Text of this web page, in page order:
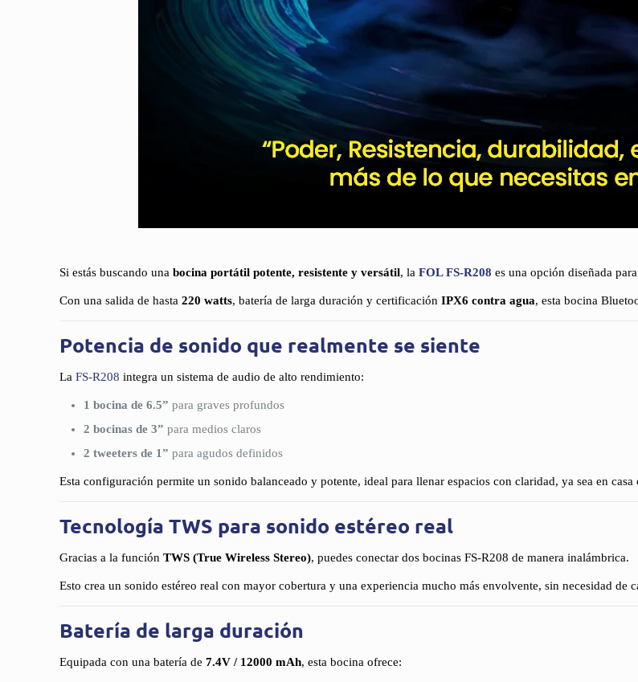
Si estás buscando unabocina portátil potente, resistente y versátil, laFOL FS-R208 es una opción diseñada
Con una salida de hasta220 watts, batería de larga duración y certificaciónIPX6 contra agua, esta bocina
Potencia de sonido que realmente se siente
LaFS-R208 integra un sistema de audio de alto rendimiento:
1 bocina de 6.5” para graves profundos
2 bocinas de 3” para medios claros
2 tweeters de 1” para agudos definidos
Esta configuración permite un sonido balanceado y potente, ideal para llenar espacios con claridad, ya sea en casa
Tecnología TWS para sonido estéreo real
Gracias a la funciónTWS (True Wireless Stereo), puedes conectar dos bocinas FS-R208 de manera inalámbrica.
Esto crea un sonido estéreo real con mayor cobertura y una experiencia mucho más envolvente, sin necesidad de
Batería de larga duración
Equipada con una batería de7.4V / 12000 mAh, esta bocina ofrece: